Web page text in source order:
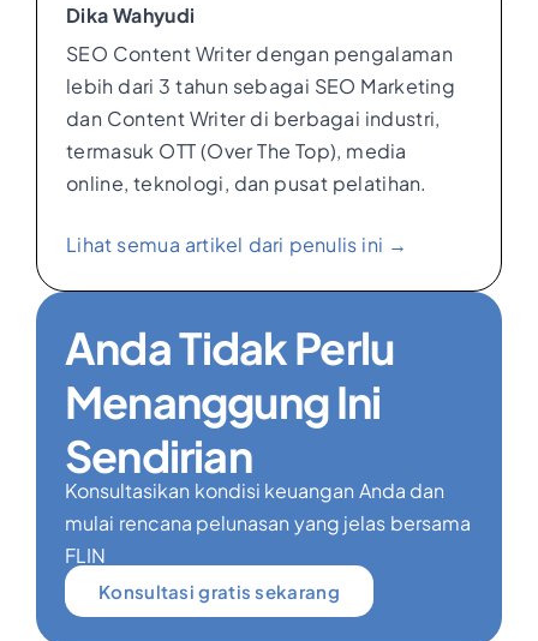
Dika Wahyudi
SEO Content Writer dengan pengalaman
lebih dari 3 tahun sebagai SEO Marketing
dan Content Writer di berbagai industri,
termasuk OTT (Over The Top), media
online, teknologi, dan pusat pelatihan.
Lihat semua artikel dari penulis ini →
Anda Tidak Perlu
Menanggung Ini
Sendirian
Konsultasikan kondisi keuangan Anda dan
mulai rencana pelunasan yang jelas bersama
FLIN
Konsultasi gratis sekarang